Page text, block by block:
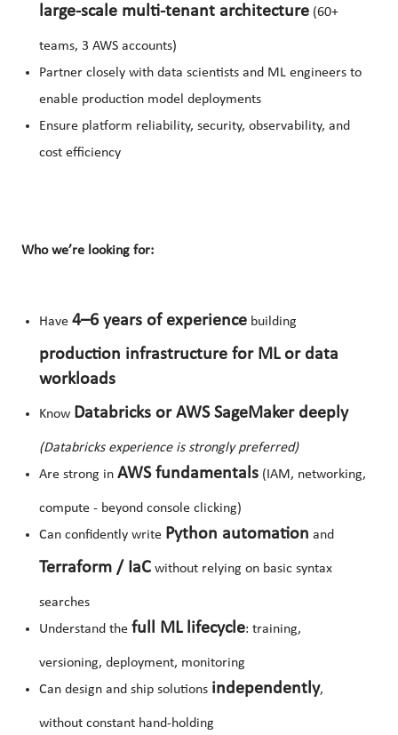
large-scale multi-tenant architecture (60+
teams, 3 AWS accounts)
Partner closely with data scientists and ML engineers to
enable production model deployments
Ensure platform reliability, security, observability, and
cost efficiency
Who we’re looking for:
Have 4–6 years of experience building
production infrastructure for ML or data
workloads
Know Databricks or AWS SageMaker deeply
(Databricks experience is strongly preferred)
Are strong in AWS fundamentals (IAM, networking,
compute - beyond console clicking)
Can confidently write Python automation and
Terraform / IaC without relying on basic syntax
searches
Understand the full ML lifecycle: training,
versioning, deployment, monitoring
Can design and ship solutions independently,
without constant hand‑holding